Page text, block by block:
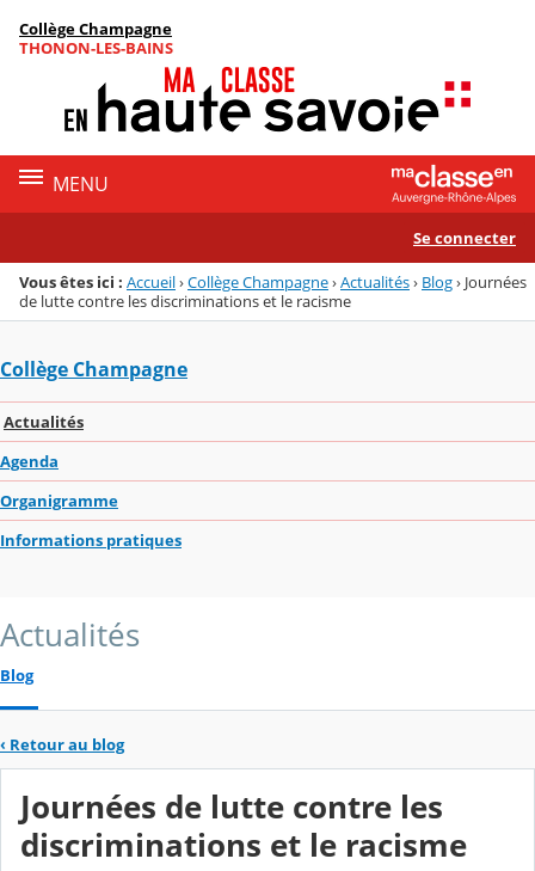
Menu de la rubrique
Contenu
Collège Champagne
THONON-LES-BAINS
MENU
Se connecter
Vous êtes ici : Accueil›Collège Champagne›Actualités› Blog› Journées
de lutte contre les discriminations et le racisme
Collège Champagne
Actualités
Agenda
Organigramme
Informations pratiques
Actualités
Blog
‹ Retour au blog
Journées de lutte contre les
discriminations et le racisme